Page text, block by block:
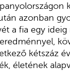
azonban
a fia egy
kétszáz
életének